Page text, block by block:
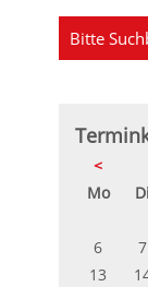
<
MontagDi
6
7
13